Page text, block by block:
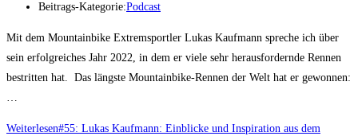
Beitrags-Kategorie:Podcast
Mit dem Mountainbike Extremsportler Lukas Kaufmann spreche ich über
sein erfolgreiches Jahr 2022, in dem er viele sehr herausfordernde Rennen
bestritten hat. Das längste Mountainbike-Rennen der Welt hat er gewonnen:
…
Weiterlesen#55: Lukas Kaufmann: Einblicke und Inspiration aus dem